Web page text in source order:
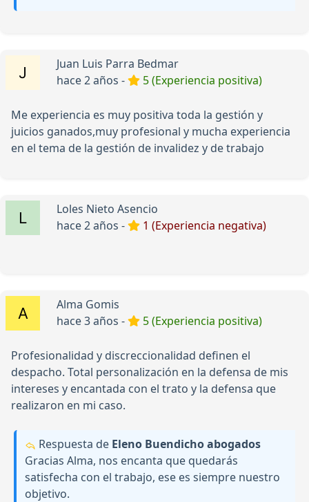
Juan Luis Parra Bedmar
hace 2 años -
5 (Experiencia positiva)
Me experiencia es muy positiva toda la gestión y
juicios ganados,muy profesional y mucha experiencia
en el tema de la gestión de invalidez y de trabajo
Loles Nieto Asencio
hace 2 años -
1 (Experiencia negativa)
Alma Gomis
hace 3 años -
5 (Experiencia positiva)
Profesionalidad y discreccionalidad definen el
despacho. Total personalización en la defensa de mis
intereses y encantada con el trato y la defensa que
realizaron en mi caso.
Respuesta de Eleno Buendicho abogados
Gracias Alma, nos encanta que quedarás
satisfecha con el trabajo, ese es siempre nuestro
objetivo.